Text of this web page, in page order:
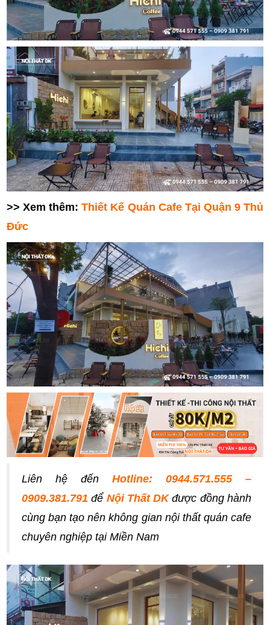
>> Xem thêm:Thiết Kế Quán Cafe Tại Quận 9 Thủ
Đức
Liên hệ đến Hotline: 0944.571.555 –
0909.381.791 để Nội Thất DKđược đồng hành
cùng bạn tạo nên không gian nội thất quán cafe
chuyên nghiệp tại Miền Nam